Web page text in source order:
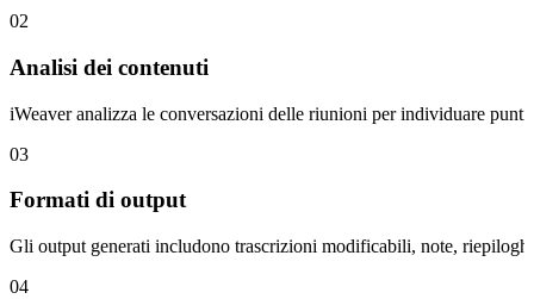
02
Analisi dei contenuti
iWeaver analizza le conversazioni delle riunioni per individuare
03
Formati di output
Gli output generati includono trascrizioni modificabili, note,
04